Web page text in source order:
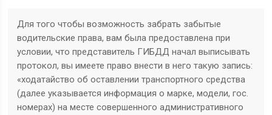
Для того чтобы возможность забрать забытые
водительские права, вам была предоставлена при
условии, что представитель ГИБДД начал выписывать
протокол, вы имеете право внести в него такую запись:
«ходатайство об оставлении транспортного средства
(далее указывается информация о марке, модели, гос.
номерах) на месте совершенного административного